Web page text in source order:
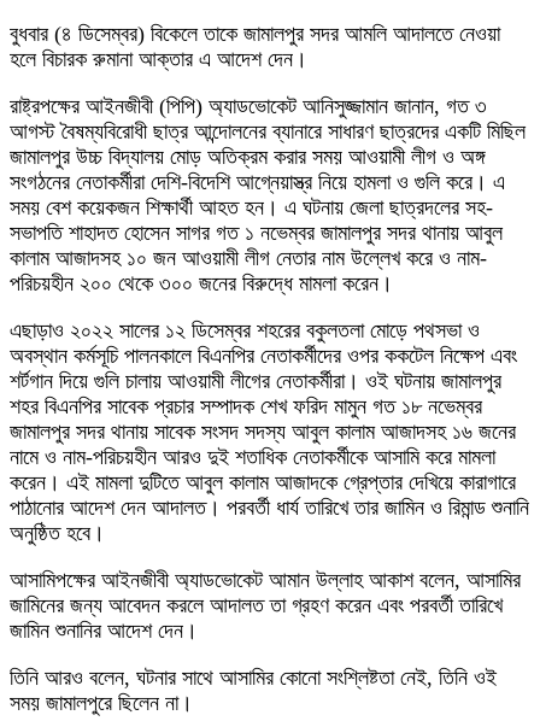
বুধবার (৪ ডিসেম্বর) বিকেলে তাকে জামালপুর সদর আমলি আদালতে নেওয়া
হলে বিচারক রুমানা আক্তার এ আদেশ দেন।
রাষ্ট্রপক্ষের আইনজীবী (পিপি) অ্যাডভোকেট আনিসুজ্জামান জানান, গত ৩
আগস্ট বৈষম্যবিরোধী ছাত্র আন্দোলনের ব্যানারে সাধারণ ছাত্রদের একটি মিছিল
জামালপুর উচ্চ বিদ্যালয় মোড় অতিক্রম করার সময় আওয়ামী লীগ ও অঙ্গ
সংগঠনের নেতাকর্মীরা দেশি-বিদেশি আগ্নেয়াস্ত্র নিয়ে হামলা ও গুলি করে। এ
সময় বেশ কয়েকজন শিক্ষার্থী আহত হন। এ ঘটনায় জেলা ছাত্রদলের সহ-
সভাপতি শাহাদত হোসেন সাগর গত ১ নভেম্বর জামালপুর সদর থানায় আবুল
কালাম আজাদসহ ১০ জন আওয়ামী লীগ নেতার নাম উল্লেখ করে ও নাম-
পরিচয়হীন ২০০ থেকে ৩০০ জনের বিরুদ্ধে মামলা করেন।
এছাড়াও ২০২২ সালের ১২ ডিসেম্বর শহরের বকুলতলা মোড়ে পথসভা ও
অবস্থান কর্মসূচি পালনকালে বিএনপির নেতাকর্মীদের ওপর ককটেল নিক্ষেপ এবং
শর্টগান দিয়ে গুলি চালায় আওয়ামী লীগের নেতাকর্মীরা। ওই ঘটনায় জামালপুর
শহর বিএনপির সাবেক প্রচার সম্পাদক শেখ ফরিদ মামুন গত ১৮ নভেম্বর
জামালপুর সদর থানায় সাবেক সংসদ সদস্য আবুল কালাম আজাদসহ ১৬ জনের
নামে ও নাম-পরিচয়হীন আরও দুই শতাধিক নেতাকর্মীকে আসামি করে মামলা
করেন। এই মামলা দুটিতে আবুল কালাম আজাদকে গ্রেপ্তার দেখিয়ে কারাগারে
পাঠানোর আদেশ দেন আদালত। পরবর্তী ধার্য তারিখে তার জামিন ও রিমান্ড শুনানি
অনুষ্ঠিত হবে।
আসামিপক্ষের আইনজীবী অ্যাডভোকেট আমান উল্লাহ আকাশ বলেন, আসামির
জামিনের জন্য আবেদন করলে আদালত তা গ্রহণ করেন এবং পরবর্তী তারিখে
জামিন শুনানির আদেশ দেন।
তিনি আরও বলেন, ঘটনার সাথে আসামির কোনো সংশ্লিষ্টতা নেই, তিনি ওই
সময় জামালপুরে ছিলেন না।